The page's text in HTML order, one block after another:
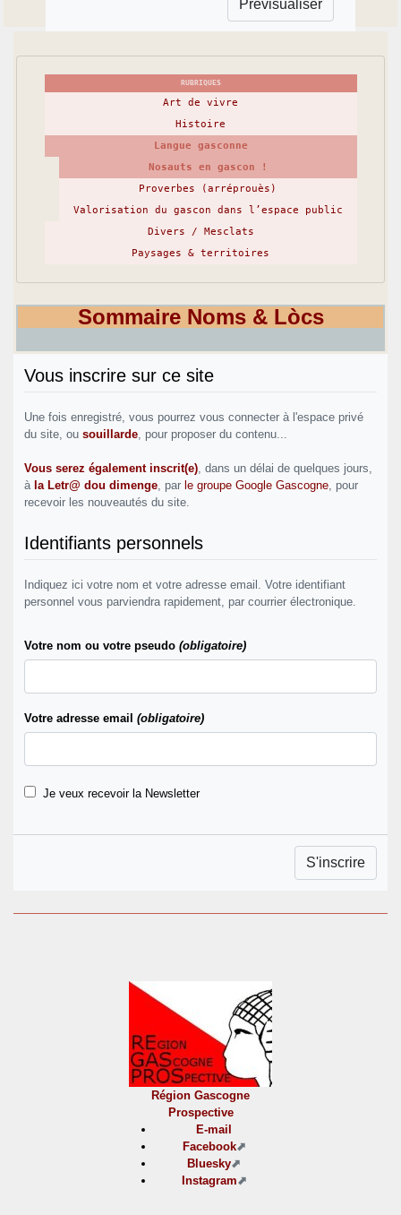
RUBRIQUES
Art de vivre
Histoire
Langue gasconne
Nosauts en gascon !
Proverbes (arréprouès)
Valorisation du gascon dans l’espace public
Divers / Mesclats
Paysages & territoires
Sommaire Noms & Lòcs
Vous inscrire sur ce site
Une fois enregistré, vous pourrez vous connecter à l'espace privé
du site, ou souillarde , pour proposer du contenu...
Vous serez également inscrit(e) , dans un délai de quelques jours,
à la Letr@ dou dimenge , par le groupe Google Gascogne , pour
recevoir les nouveautés du site.
Identifiants personnels
Indiquez ici votre nom et votre adresse email. Votre identifiant
personnel vous parviendra rapidement, par courrier électronique.
Votre nom ou votre pseudo (obligatoire)
Votre adresse email (obligatoire)
Je veux recevoir la Newsletter
Région Gascogne
Prospective
E-mail
Facebook
Bluesky
Instagram